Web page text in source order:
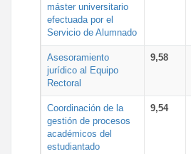
máster universitario
efectuada por el
Servicio de Alumnado
Asesoramiento
jurídico al Equipo
Rectoral
9,58
Coordinación de la
gestión de procesos
académicos del
estudiantado
9,54